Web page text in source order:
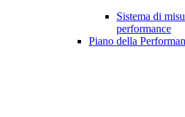
Sistema di
performance
Piano della